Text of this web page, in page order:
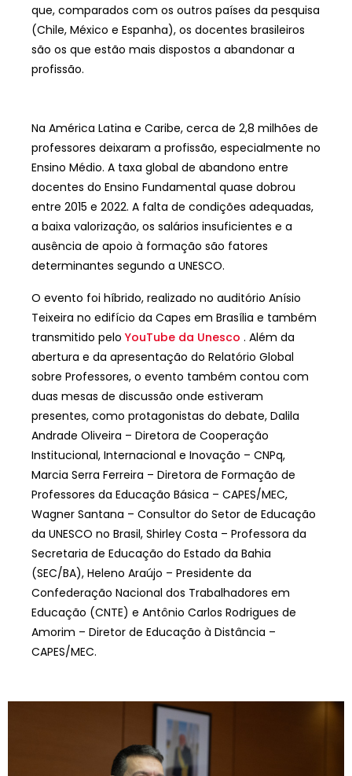
que, comparados com os outros países da pesquisa
(Chile, México e Espanha), os docentes brasileiros
são os que estão mais dispostos a abandonar a
profissão.
Na América Latina e Caribe, cerca de 2,8 milhões de
professores deixaram a profissão, especialmente no
Ensino Médio. A taxa global de abandono entre
docentes do Ensino Fundamental quase dobrou
entre 2015 e 2022. A falta de condições adequadas,
a baixa valorização, os salários insuficientes e a
ausência de apoio à formação são fatores
determinantes segundo a UNESCO.
O evento foi híbrido, realizado no auditório Anísio
Teixeira no edifício da Capes em Brasília e também
transmitido pelo YouTube da Unesco . Além da
abertura e da apresentação do Relatório Global
sobre Professores, o evento também contou com
duas mesas de discussão onde estiveram
presentes, como protagonistas do debate, Dalila
Andrade Oliveira – Diretora de Cooperação
Institucional, Internacional e Inovação – CNPq,
Marcia Serra Ferreira – Diretora de Formação de
Professores da Educação Básica – CAPES/MEC,
Wagner Santana – Consultor do Setor de Educação
da UNESCO no Brasil, Shirley Costa – Professora da
Secretaria de Educação do Estado da Bahia
(SEC/BA), Heleno Araújo – Presidente da
Confederação Nacional dos Trabalhadores em
Educação (CNTE) e Antônio Carlos Rodrigues de
Amorim – Diretor de Educação à Distância –
CAPES/MEC.